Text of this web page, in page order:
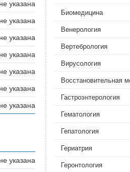
указана
указана
указана
указана
указана
указана
указана
указана
Биомедицина
Венерология‎
Вертебрология
Вирусология
Восстановительная
Гастроэнтерология
Гематология‎
Гепатология
Гериатрия
Геронтология